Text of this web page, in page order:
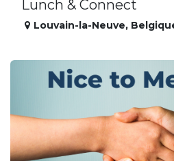
Lunch & Connect
Louvain-la-Neuve,